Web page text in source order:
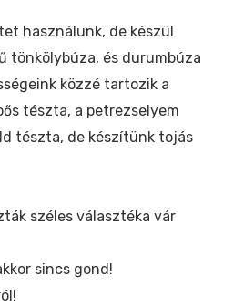
használunk, de készül
tönkölybúza, és durumbúza
közzé tartozik a
tészta, a petrezselyem
tészta, de készítünk tojás
széles választéka vár
sincs gond!